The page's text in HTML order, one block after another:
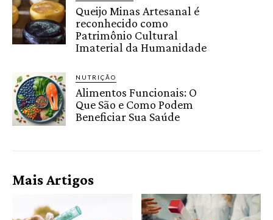
Queijo Minas Artesanal é
reconhecido como
Patrimônio Cultural
Imaterial da Humanidade
NUTRIÇÃO
Alimentos Funcionais: O
Que São e Como Podem
Beneficiar Sua Saúde
Mais Artigos